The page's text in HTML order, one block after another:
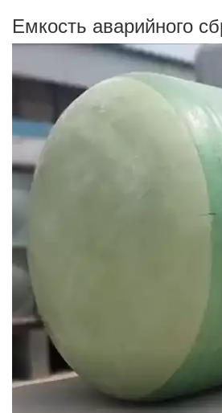
Емкость аварийного